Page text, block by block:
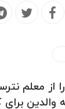
از معلم
والدین